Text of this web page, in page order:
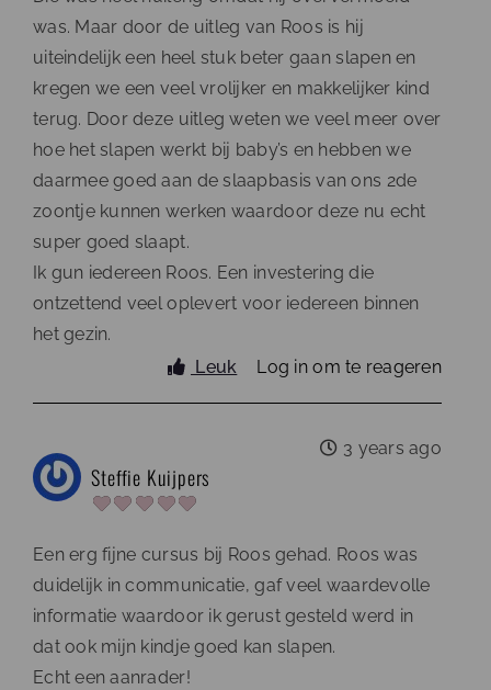
was. Maar door de uitleg van Roos is hij
uiteindelijk een heel stuk beter gaan slapen en
kregen we een veel vrolijker en makkelijker kind
terug. Door deze uitleg weten we veel meer over
hoe het slapen werkt bij baby’s en hebben we
daarmee goed aan de slaapbasis van ons 2de
zoontje kunnen werken waardoor deze nu echt
super goed slaapt.
Ik gun iedereen Roos. Een investering die
ontzettend veel oplevert voor iedereen binnen
het gezin.
Leuk
Log in om te reageren
Steffie Kuijpers
3 years ago
Een erg fijne cursus bij Roos gehad. Roos was
duidelijk in communicatie, gaf veel waardevolle
informatie waardoor ik gerust gesteld werd in
dat ook mijn kindje goed kan slapen.
Echt een aanrader!